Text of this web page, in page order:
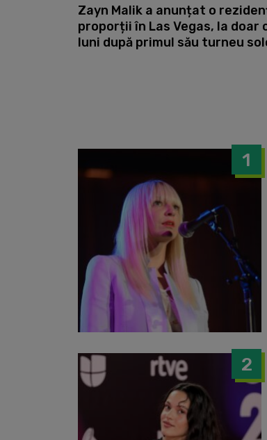
Zayn Malik a anunțat o
proporții în Las Vegas, la doar
luni după primul său turneu
1
2